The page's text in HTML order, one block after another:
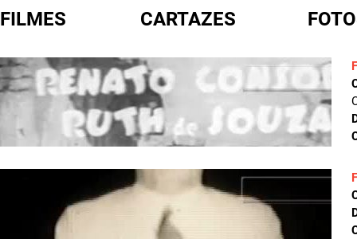
FILMES CARTAZES
FORMULÁRIO DE BUSCA